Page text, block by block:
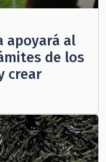
apoyará al
de los
crear